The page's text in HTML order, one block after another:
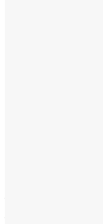
Чтеці носять свічки
вони приносять воду,
кадило,
Якщо посвячення у
день, то далі, після
Владика
руку. Далі, цей орар
хрестоподібно. Це
Богу. Далі, з
єпископу, по
Херувимської пісні,
іподиякон йде в
«Нехай же будуть
іподияконами